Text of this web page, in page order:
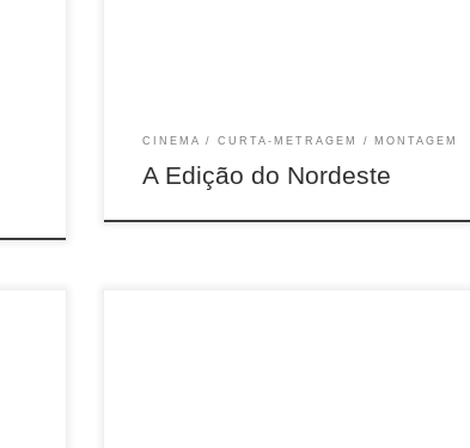
CINEMA CURTA-METRAGEM MONTAGEM
A Edição do Nordeste